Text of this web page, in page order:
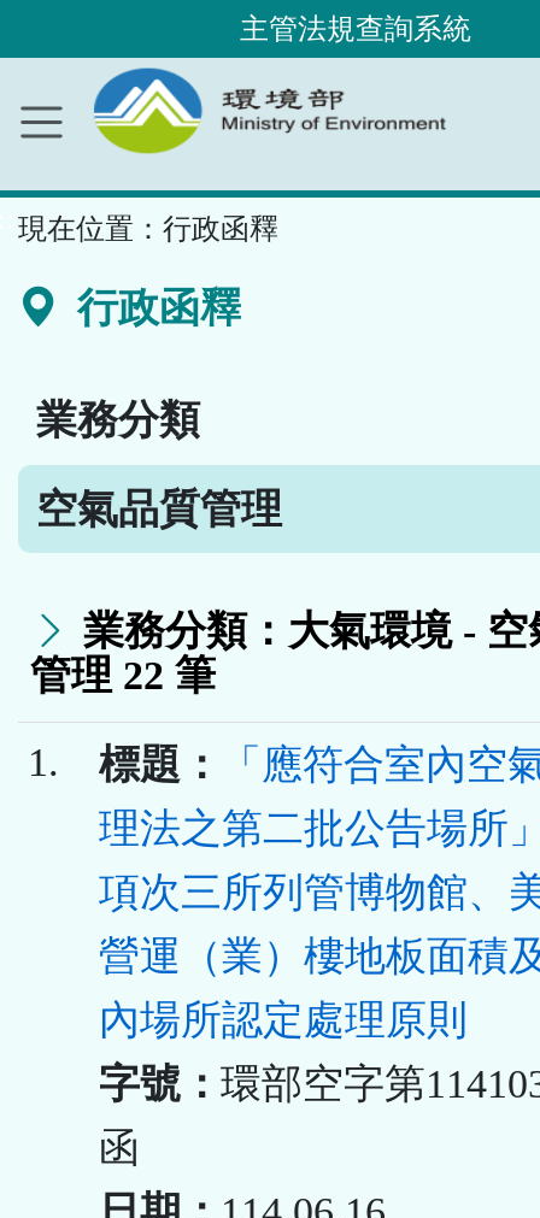
內
容
主管法規查詢系統
現在位置： 行政函釋
行政函釋
業務分類
空氣品質管理
業務分類：大氣環境 - 空
管理 22 筆
1.
標題：
「應符合室內空
理法之第二批公告場所
項次三所列管博物館、
營運（業）樓地板面積
內場所認定處理原則
字號：環部空字第
函